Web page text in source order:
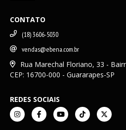
CONTATO
(18) 3606-5030
vendas@ebena.com.br
Rua Marechal Floriano, 33 -
CEP: 16700-000 - Guararapes-SP
REDES SOCIAIS